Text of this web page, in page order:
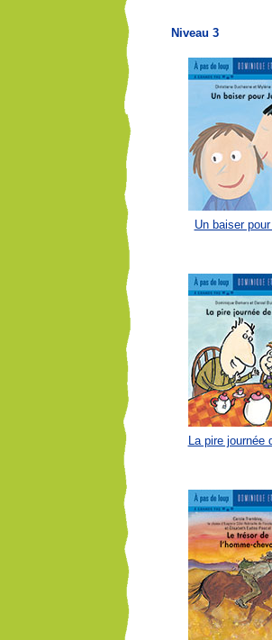
Niveau 3
Un baiser
La pire journée